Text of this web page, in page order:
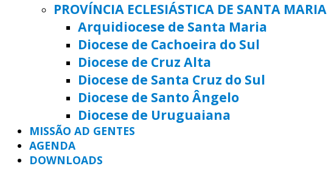
PROVÍNCIA ECLESIÁSTICA DE SANTA MARIA
Arquidiocese de Santa Maria
Diocese de Cachoeira do Sul
Diocese de Cruz Alta
Diocese de Santa Cruz do Sul
Diocese de Santo Ângelo
Diocese de Uruguaiana
MISSÃO AD GENTES
AGENDA
DOWNLOADS